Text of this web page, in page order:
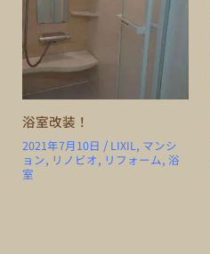
浴室改装！
2021年7月10日 / LIXIL , マンシ
ョン, リノビオ, リフォーム, 浴
室